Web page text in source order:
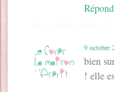
9 octobre
bien
! elle